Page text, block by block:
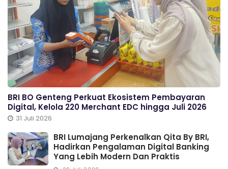
BRI BO Genteng Perkuat Ekosistem Pembayaran
Digital, Kelola 220 Merchant EDC hingga Juli 2026
31 Juli 2026
BRI Lumajang Perkenalkan Qita By BRI,
Hadirkan Pengalaman Digital Banking
Yang Lebih Modern Dan Praktis